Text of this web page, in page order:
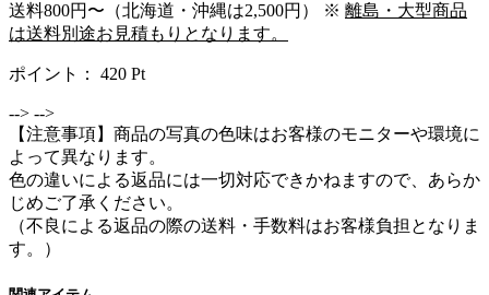
送料800円〜（北海道・沖縄は2,500円） ※ 離島・大型商品
は送料別途お見積もりとなります。
ポイント： 420 Pt
--> -->
【注意事項】商品の写真の色味はお客様のモニターや環境に
よって異なります。
色の違いによる返品には一切対応できかねますので、あらか
じめご了承ください。
（不良による返品の際の送料・手数料はお客様負担となりま
す。）